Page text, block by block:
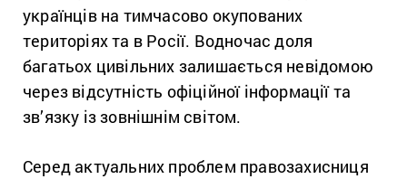
українців на тимчасово окупованих
територіях та в Росії. Водночас доля
багатьох цивільних залишається невідомою
через відсутність офіційної інформації та
зв’язку із зовнішнім світом.
Серед актуальних проблем правозахисниця